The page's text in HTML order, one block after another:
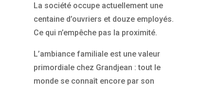
La société occupe actuellement une
centaine d’ouvriers et douze employés.
Ce qui n’empêche pas la proximité.
L’ambiance familiale est une valeur
primordiale chez Grandjean : tout le
monde se connaît encore par son